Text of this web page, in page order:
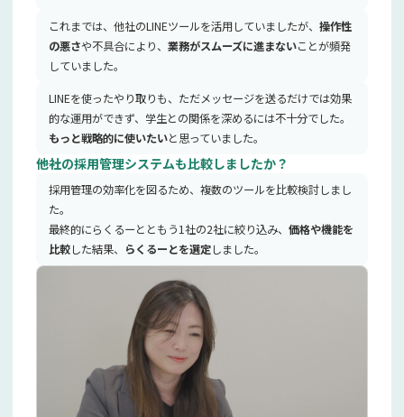
これまでは、他社のLINEツールを活用していましたが、操作性
の悪さや不具合により、業務がスムーズに進まないことが頻発
していました。
LINEを使ったやり取りも、ただメッセージを送るだけでは効果
的な運用ができず、学生との関係を深めるには不十分でした。
もっと戦略的に使いたいと思っていました。
――他社の採用管理システムも比較しましたか？
採用管理の効率化を図るため、複数のツールを比較検討しまし
た。
最終的にらくるーとともう1社の2社に絞り込み、価格や機能を
比較した結果、 らくるーとを選定しました。